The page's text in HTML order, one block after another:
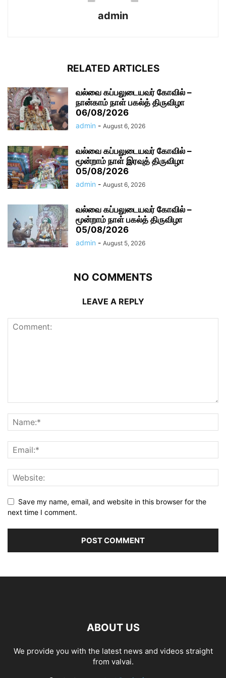
admin
RELATED ARTICLES
வல்வை கப்பலுடையவர் கோவில் –
நான்காம் நாள் பகல்த் திருவிழா
06/08/2026
admin - August 6, 2026
வல்வை கப்பலுடையவர் கோவில் –
மூன்றாம் நாள் இரவுத் திருவிழா
05/08/2026
admin - August 6, 2026
வல்வை கப்பலுடையவர் கோவில் –
மூன்றாம் நாள் பகல்த் திருவிழா
05/08/2026
admin - August 5, 2026
NO COMMENTS
LEAVE A REPLY
Save my name, email, and website in this browser for the
next time I comment.
ABOUT US
We provide you with the latest news and videos straight
from valvai.